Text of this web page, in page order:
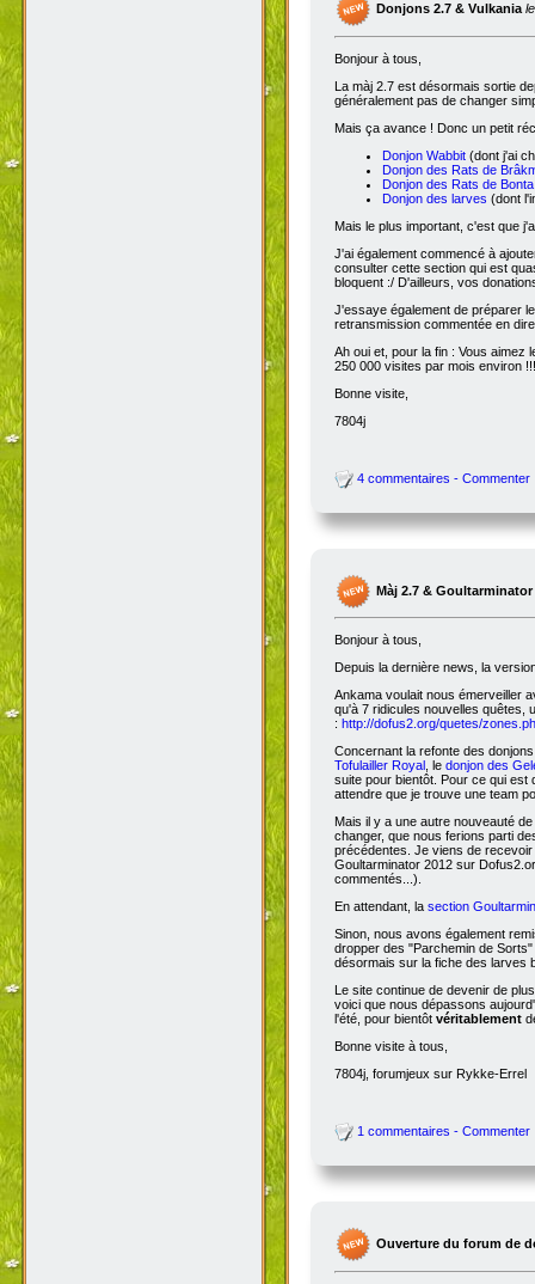
Donjons 2.7 & Vulkania
Bonjour à tous,
La màj 2.7 est désormais sortie
généralement pas de changer
Mais ça avance ! Donc un petit
Donjon Wabbit (dont j'ai
Donjon des Rats de
Donjon des Rats de Bonta
Donjon des larves (dont
Mais le plus important, c'est que
J'ai également commencé à
consulter cette section qui est
bloquent :/ D'ailleurs, vos
J'essaye également de préparer
retransmission commentée en
Ah oui et, pour la fin : Vous
250 000 visites par mois environ !!!
Bonne visite,
7804j
4 commentaires - Commenter
Màj 2.7 & Goultarminator
Bonjour à tous,
Depuis la dernière news, la
Ankama voulait nous émerveiller
qu'à 7 ridicules nouvelles quêtes,
: http://dofus2.org/quetes/
Concernant la refonte des
Tofulailler Royal , le donjon des
suite pour bientôt. Pour ce qui est
attendre que je trouve une team
Mais il y a une autre nouveauté
changer, que nous ferions parti
précédentes. Je viens de
Goultarminator 2012 sur
commentés...).
En attendant, la section
Sinon, nous avons également
dropper des "Parchemin de
désormais sur la fiche des larves
Le site continue de devenir de
voici que nous dépassons
l'été, pour bientôt véritablement
Bonne visite à tous,
7804j, forumjeux sur Rykke-Errel
1 commentaires - Commenter
Ouverture du forum de